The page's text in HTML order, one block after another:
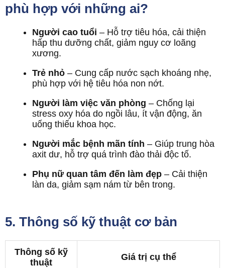
phù hợp với những ai?
Người cao tuổi – Hỗ trợ tiêu hóa, cải thiện
hấp thu dưỡng chất, giảm nguy cơ loãng
xương.
Trẻ nhỏ – Cung cấp nước sạch khoáng nhẹ,
phù hợp với hệ tiêu hóa non nớt.
Người làm việc văn phòng – Chống lại
stress oxy hóa do ngồi lâu, ít vận động, ăn
uống thiếu khoa học.
Người mắc bệnh mãn tính – Giúp trung hòa
axit dư, hỗ trợ quá trình đào thải độc tố.
Phụ nữ quan tâm đến làm đẹp – Cải thiện
làn da, giảm sạm nám từ bên trong.
5. Thông số kỹ thuật cơ bản
Thông số kỹ
thuật
Giá trị cụ thể